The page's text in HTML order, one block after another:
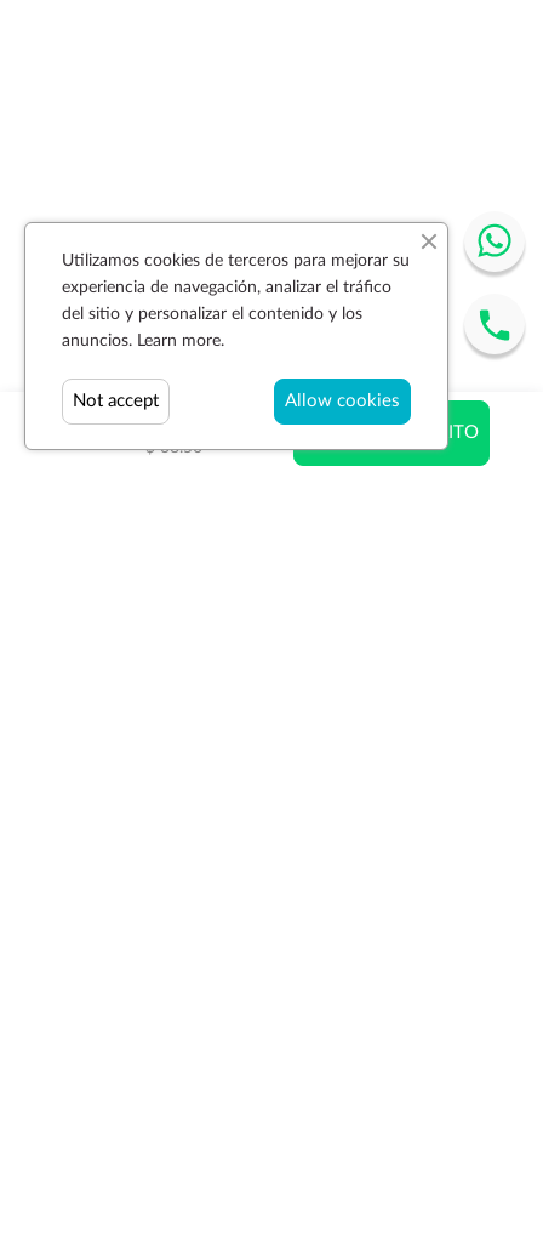
$ 30.49
$ 38.50
AÑADIR AL CARRITO
Utilizamos cookies de terceros para mejorar su
experiencia de navegación, analizar el tráfico
del sitio y personalizar el contenido y los
anuncios. Learn more.
Allow cookies
Not accept